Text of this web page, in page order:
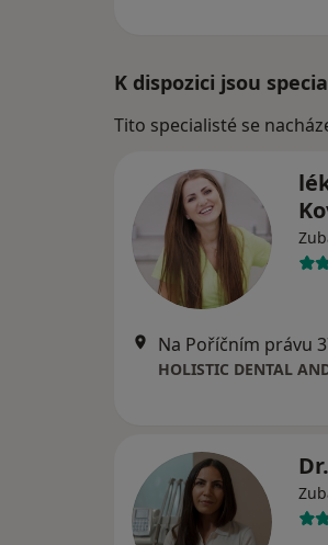
K dispozici jsou
Tito specialisté se
Na Poříčním právu
HOLISTIC DENTAL